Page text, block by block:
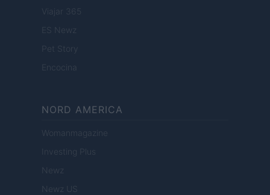
Viajar 365
ES Newz
Pet Story
Encocina
NORD AMERICA
Womanmagazine
Investing Plus
Newz
Newz US